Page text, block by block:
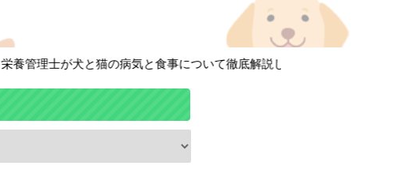
犬と猫の病気と食事について徹底解説しています！